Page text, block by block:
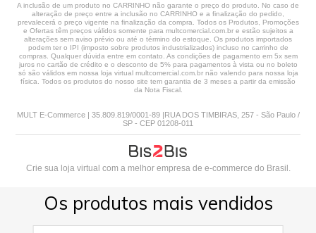
A inclusão de um produto no CARRINHO não garante o preço do produto. No caso de
alteração de preço entre a inclusão no CARRINHO e a finalização do pedido,
prevalecerá o preço vigente na finalização da compra. Todos os Produtos, Promoções
e Ofertas têm preços válidos somente para multcomercial.com.br e estão sujeitos a
alterações sem aviso prévio ou até o término do estoque. Os produtos importados
podem ter o IPI (imposto sobre produtos industrializados) incluso no carrinho de
compras. Qualquer dúvida entre em contato. As condições de pagamento em 5x sem
juros no cartão de crédito e o desconto de 5% para pagamentos à vista ou no boleto
só são válidos em nossa loja virtual multcomercial.com.br não valendo para nossa loja
física. Todos os produtos do nosso site tem garantia de 3 meses a partir da emissão
da Nota Fiscal.
MULT E-Commerce | 35.809.819/0001-89 |RUA DOS TIMBIRAS, 257 - São Paulo /
SP - CEP 01208-011
Crie sua loja virtual com a melhor empresa de e-commerce do Brasil.
Os produtos mais vendidos